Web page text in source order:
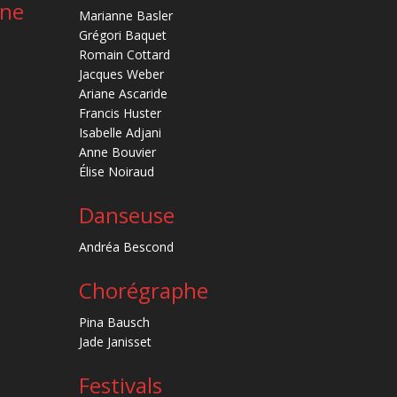
Marianne Basler
Grégori Baquet
Romain Cottard
Jacques Weber
Ariane Ascaride
Francis Huster
Isabelle Adjani
Anne Bouvier
Élise Noiraud
Danseuse
Andréa Bescond
Chorégraphe
Pina Bausch
Jade Janisset
Festivals